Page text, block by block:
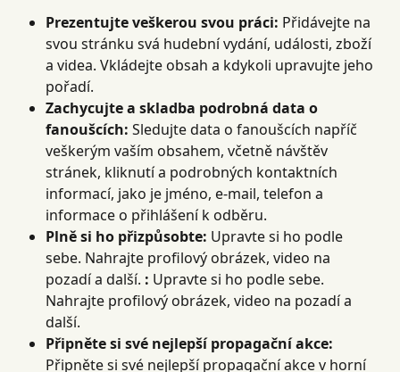
Prezentujte veškerou svou práci: Přidávejte na
svou stránku svá hudební vydání, události, zboží
a videa. Vkládejte obsah a kdykoli upravujte jeho
pořadí.
Zachycujte a skladba podrobná data o
fanoušcích: Sledujte data o fanoušcích napříč
veškerým vaším obsahem, včetně návštěv
stránek, kliknutí a podrobných kontaktních
informací, jako je jméno, e-mail, telefon a
informace o přihlášení k odběru.
Plně si ho přizpůsobte: Upravte si ho podle
sebe. Nahrajte profilový obrázek, video na
pozadí a další. : Upravte si ho podle sebe.
Nahrajte profilový obrázek, video na pozadí a
další.
Připněte si své nejlepší propagační akce:
Připněte si své nejlepší propagační akce v horní